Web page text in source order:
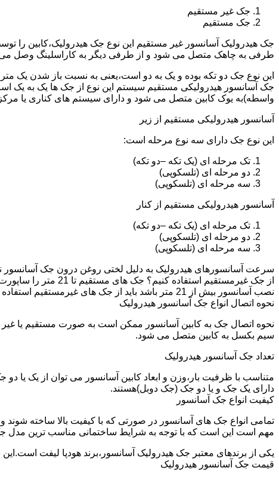
جک غیر مستقیم
جک مستقیم
جک هیدرولیک آسانسور غیر مستقیم این نوع جک هیدرولیک،کابین را
طرفی به چاهک متصل می شود و از طرفی دیگر به کاراسلینگ وصل
این نوع جک دو تکه بوده و یک به دو است،یعنی به نسبت باز شدن یک
جک آسانسور هیدرولیکی مستقیم سیستم این نوع از جک ها یک به یک
واسطه)به یوک کابین متصل می شود و دارای سیستم های کناری یا
آسانسور هیدرولیکی مستقیم از زیر
این نوع جک دارای سه نوع مرحله است:
تک مرحله ای (یک تکه –دو تکه)
دو مرحله ای (تلسکوپی)
سه مرحله ای (تلسکوپی)
آسانسور هیدرولیکی مستقیم از کنار
تک مرحله ای (یک تکه –دو تکه)
دو مرحله ای (تلسکوپی)
سه مرحله ای (تلسکوپی)
سرعت آسانسورهای هیدرولیک به دلیل لختی روغن درون جک آسانسور
نصب آسانسور بیش از 21 متر باشد باید از جک های غیرمستقیم استفاده شود.
نحوه اتصال انواع جک آسانسور هیدرولیک
نحوه اتصال جک به کابین آسانسور ممکن است به صورت مستقیم یا
سیم بکسل به کابین متصل می شود.
تعداد جک آسانسور هیدرولیک
متناسب با ظرفیت بار،وزن و ابعاد کابین آسانسور می توان از یک یا
دارای یک جک و یا دو جک (جک دوبل)هستند.
کیفیت انواع جک آسانسور
تمامی انواع جک های آسانسور در صورتی که با کیفیت بالا ساخته
مهم است این است که با توجه به شرایط ساختمانی مناسب ترین مدل
یکی از برندهای معتبر جک هیدرولیک آسانسور،برند هودپا لیفت
قیمت جک آسانسور هیدرولیک